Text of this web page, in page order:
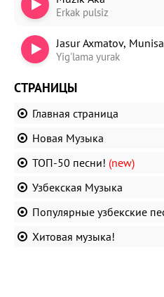
Erkak pulsiz
Jasur Axmatov,
Yig'lama yurak
СТРАНИЦЫ
Главная страница
Новая Музыка
ТОП-50 песни! (new)
Узбекская Музыка
Популярные узбекские
Хитовая музыка!